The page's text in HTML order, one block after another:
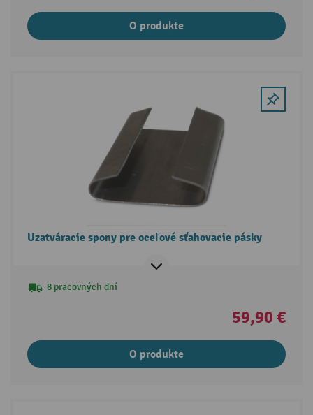
O produkte
Uzatváracie spony pre oceľové sťahovacie pásky
8 pracovných dní
59,90 €
O produkte